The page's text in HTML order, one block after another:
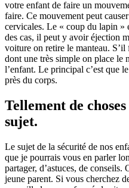
votre enfant de faire un
faire. Ce mouvement peut
cervicales. Le « coup du lapin »
des cas, il peut y avoir éjection
voiture on retire le manteau.
dont une très simple on place le
l’enfant. Le principal c’est que
près du corps.
Tellement de
sujet.
Le sujet de la sécurité de nos
que je pourrais vous en parler
partager, d’astuces, de
jeune parent. Si vous cherchez